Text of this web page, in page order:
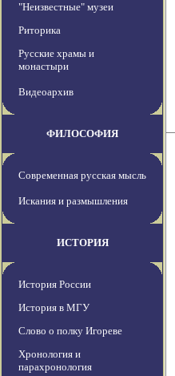
"Неизвестные" музеи
Риторика
Русские храмы и
монастыри
Видеоархив
ФИЛОСОФИЯ
Современная русская мысль
Искания и размышления
ИСТОРИЯ
История России
История в МГУ
Слово о полку Игореве
Хронология и
парахронология